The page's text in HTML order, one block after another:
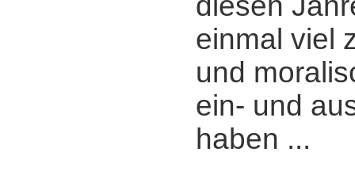
einmal viel
und
ein- und
haben ...